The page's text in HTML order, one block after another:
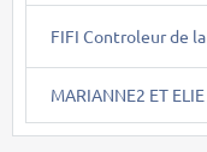
FIFI Controleur de la
MARIANNE2 ET